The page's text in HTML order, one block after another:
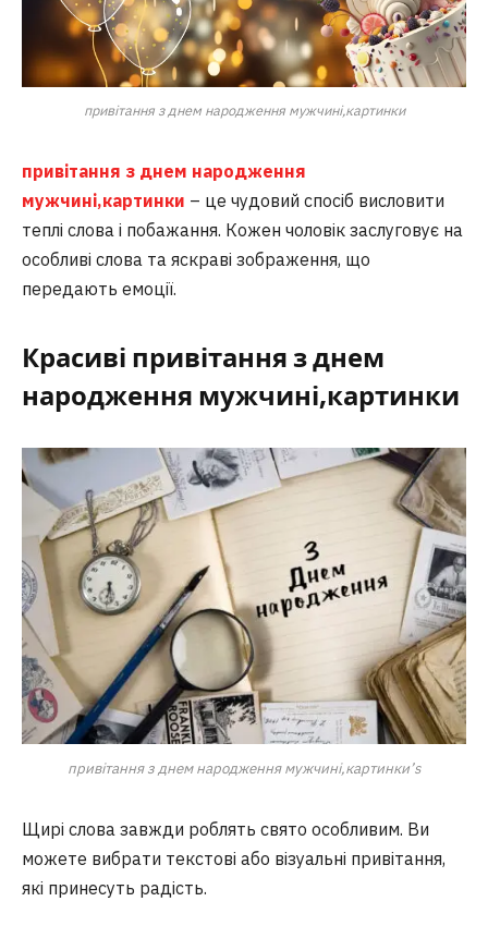
привітання з днем народження мужчині,картинки
привітання з днем народження
мужчині,картинки – це чудовий спосіб висловити
теплі слова і побажання. Кожен чоловік заслуговує на
особливі слова та яскраві зображення, що
передають емоції.
Красиві привітання з днем
народження мужчині,картинки
привітання з днем народження мужчині,картинки’s
Щирі слова завжди роблять свято особливим. Ви
можете вибрати текстові або візуальні привітання,
які принесуть радість.